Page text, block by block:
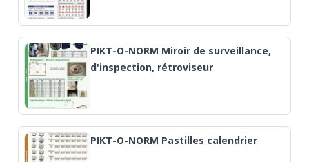
PIKT-O-NORM Miroir de surveillance,
d'inspection, rétroviseur
PIKT-O-NORM Pastilles calendrier